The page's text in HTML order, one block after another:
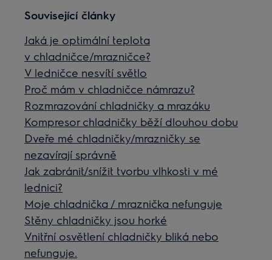
Související články
Jaká je optimální teplota
v chladničce/mrazničce?
V ledničce nesvítí světlo
Proč mám v chladničce námrazu?
Rozmrazování chladničky a mrazáku
Kompresor chladničky běží dlouhou dobu
Dveře mé chladničky/mrazničky se
nezavírají správně
Jak zabránit/snížit tvorbu vlhkosti v mé
lednici?
Moje chladnička / mraznička nefunguje
Stěny chladničky jsou horké
Vnitřní osvětlení chladničky bliká nebo
nefunguje.